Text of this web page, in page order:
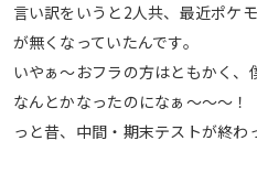
言い訳をいうと2人共、最近ポケ
が無くなっていたんです。
いやぁ〜おフラの方はともかく
なんとかなったのになぁ〜〜〜！
っと昔、中間・期末テストが終わ